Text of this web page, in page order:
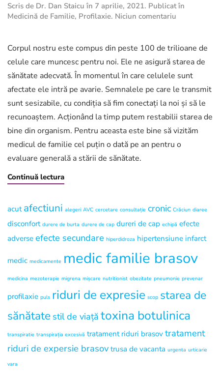
Scris de Dr. Dan Staicu în 7 aprilie, 2021. Publicat în
Medicină de Familie, Profilaxie. Niciun comentariu
sănătate
Corpul nostru este compus din peste 100 de trilioane de
celule care muncesc pentru noi. Ele ne asigură starea de
sănătate adecvată. În momentul în care celulele sunt
afectate ele intră pe avarie. Semnalele pe care le transmit
sunt sesizabile, cu condiția să fim conectați la noi și să le
recunoaștem. Acționând la timp putem restabilii starea de
bine din organism. Pentru aceasta este bine să vizităm
medicul de familie cel puțin o dată pe an pentru o
evaluare generală a stării de sănătate.
Continuă lectura
acut afectiuni alegeri AVC cercetare consultație cronic Crăciun diaree
disconfort durere de burta durere de cap dureri de cap echipă efecte
adverse efecte secundare hiperdidroza hipertensiune infarct
medic medicamente medic familie brasov
medicina mezoterapie migrena mișcare nutritionist obezitate pneumonie prevenar
profilaxie puls riduri de expresie scop starea de
sănătate stil de viață toxina botulinica
transpiratie transpirația excesivă tratament riduri brasov tratament
riduri de expersie brasov trusa de vacanta urgenta urticarie
vara